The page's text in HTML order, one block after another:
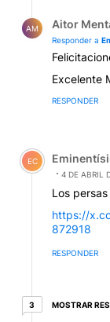
AM Aitor
Responder a
Excelente
RESPONDER
Comentario de
EC
4 DE ABRIL
Los
https://
872918
RESPONDER
33 respuestas
MOSTRAR